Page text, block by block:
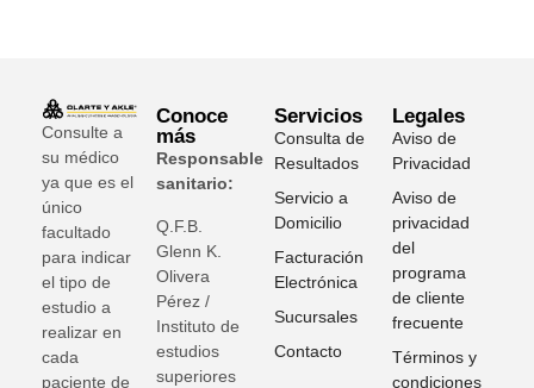
Consulte a
su médico
ya que es el
único
facultado
para indicar
el tipo de
estudio a
realizar en
cada
paciente de
Conoce
más
Responsable
sanitario:
Q.F.B.
Glenn K
Olivera
Pérez /
Instituto de
estudios
superiores
Servicios
Consulta de
Resultados
Servicio a
Domicilio
Facturación
Electrónica
Sucursales
Contacto
Legales
Aviso de
Privacidad
Aviso de
privacidad
del
programa
de cliente
frecuente
Términos y
condiciones